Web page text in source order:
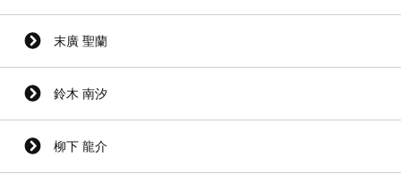
末廣 聖蘭
鈴木 南汐
柳下 龍介